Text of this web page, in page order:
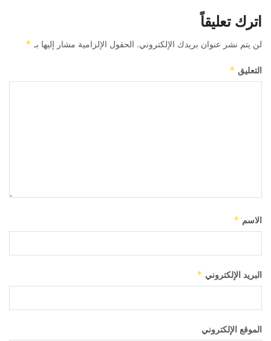
اترك تعليقاً
لن يتم نشر عنوان بريدك الإلكتروني. الحقول الإلزامية مشار إليها بـ *
التعليق *
الاسم *
البريد الإلكتروني *
الموقع الإلكتروني